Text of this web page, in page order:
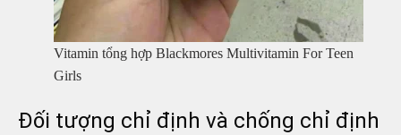
Vitamin tổng hợp Blackmores Multivitamin For Teen
Girls
Đối tượng chỉ định và chống chỉ định